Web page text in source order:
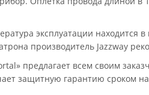
эксплуатации находится
производитель Jazzway
предлагает всем своим
защитную гарантию сроком